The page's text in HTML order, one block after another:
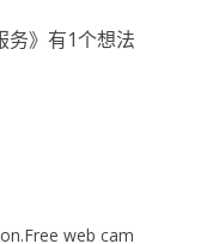
务》有1个想法
web cam